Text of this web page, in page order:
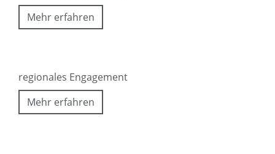
Mehr erfahren
regionales Engagement
Mehr erfahren